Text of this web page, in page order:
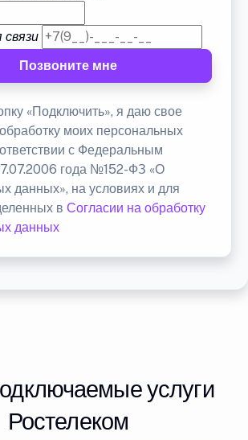
связи
Позвоните мне
«Подключить», я даю свое
моих персональных
с Федеральным
года №152-ФЗ «О
данных», на условиях и для
в Согласии на обработку
данных
услуги
Ростелеком